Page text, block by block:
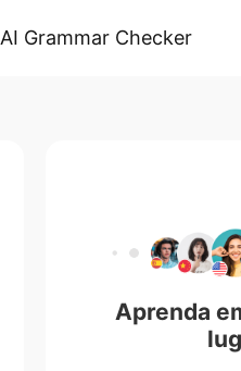
AI Grammar Checker
Aprenda